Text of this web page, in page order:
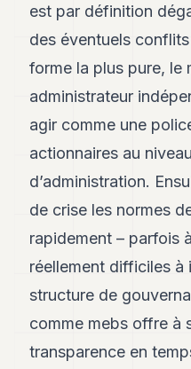
est par définition
des éventuels
forme la plus pure, le
administrateur
agir comme une
actionnaires au
d’administration.
de crise les normes
rapidement – parfois
réellement difficiles à
structure de
comme mebs offre à
transparence en